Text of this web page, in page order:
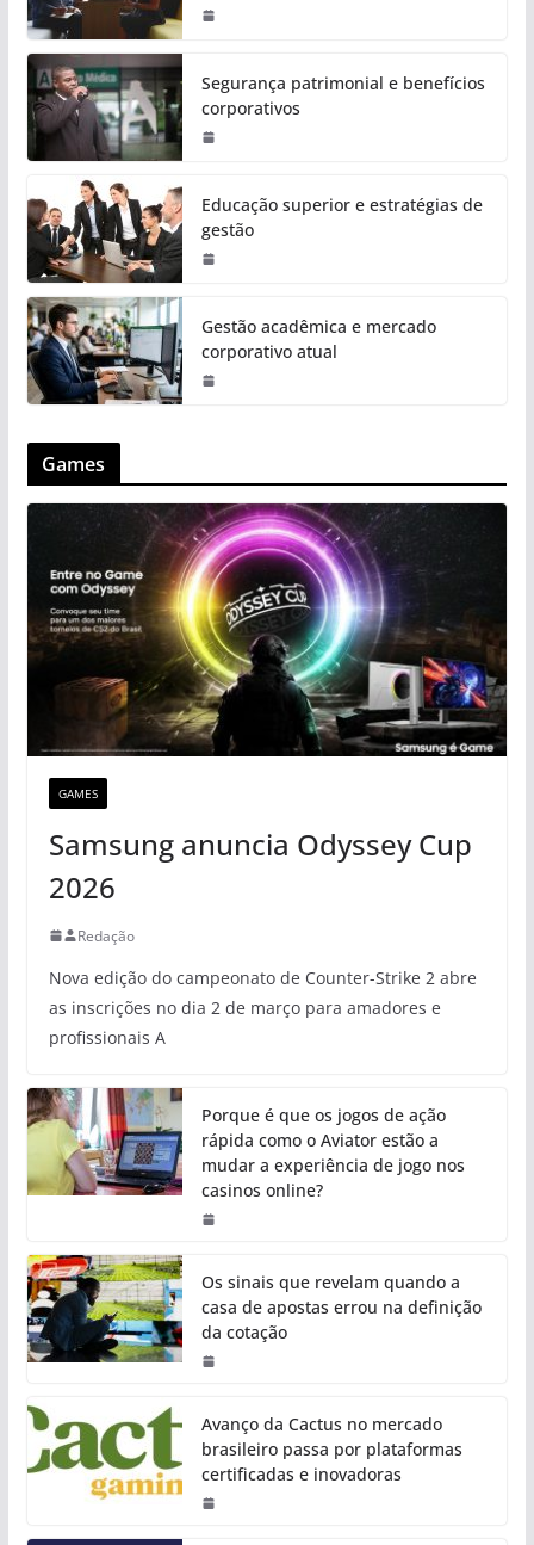
Segurança patrimonial e benefícios
corporativos
Educação superior e estratégias de
gestão
Gestão acadêmica e mercado
corporativo atual
Games
GAMES
Samsung anuncia Odyssey Cup
2026
Redação
Nova edição do campeonato de Counter-Strike 2 abre
as inscrições no dia 2 de março para amadores e
profissionais A
Porque é que os jogos de ação
rápida como o Aviator estão a
mudar a experiência de jogo nos
casinos online?
Os sinais que revelam quando a
casa de apostas errou na definição
da cotação
Avanço da Cactus no mercado
brasileiro passa por plataformas
certificadas e inovadoras